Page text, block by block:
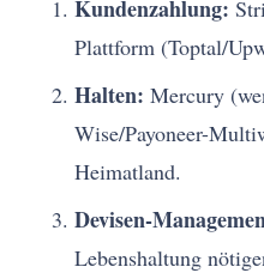
Kundenzahlung:
Plattform (Toptal/
Halten: Mercury
Wise/Payoneer-
Heimatland.
Devisen-
Lebenshaltung